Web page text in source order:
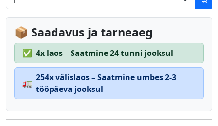
📦 Saadavus ja tarneaeg
✅ 4x laos – Saatmine 24 tunni jooksul
🚛
254x välislaos – Saatmine umbes 2-3
tööpäeva jooksul